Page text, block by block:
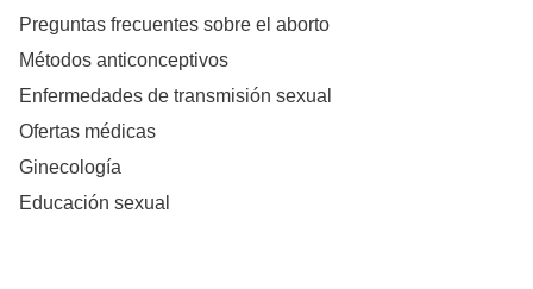
Preguntas frecuentes sobre el aborto
Métodos anticonceptivos
Enfermedades de transmisión sexual
Ofertas médicas
Ginecología
Educación sexual